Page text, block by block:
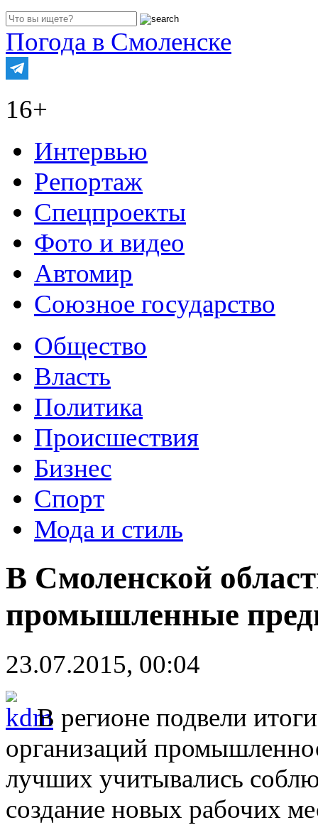
Погода в Смоленске
16+
Интервью
Репортаж
Спецпроекты
Фото и видео
Автомир
Союзное государство
Общество
Власть
Политика
Происшествия
Бизнес
Спорт
Мода и стиль
В Смоленской
промышленные
23.07.2015, 00:04
В регионе подвели
организаций
лучших учитывались
создание новых рабочих